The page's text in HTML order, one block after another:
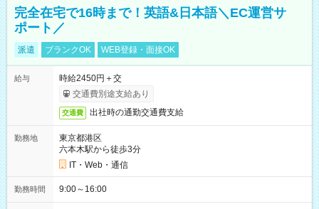
完全在宅で16時まで！英語&日本語＼EC運営サ
ポート／
派遣 ブランクOK WEB登録・面接OK
給与
時給2450円＋交
交通費別途支給あり
交通費 出社時の通勤交通費支給
勤務地
東京都港区
六本木駅から徒歩3分
IT・Web・通信
勤務時間 9:00～16:00